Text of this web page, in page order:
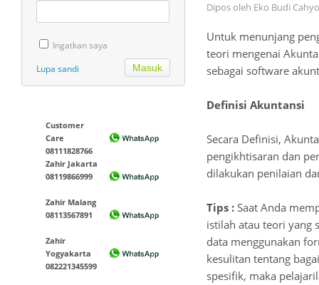
Ingatkan saya
Lupa sandi
Customer
Care
08111828766
Zahir Jakarta
08119866999
Zahir Malang
08113567891
Zahir
Yogyakarta
082221345599
Dipos oleh Eko Budi
Untuk menunjang
teori mengenai
sebagai software
Definisi Akuntansi
Secara Definisi,
pengikhtisaran dan
dilakukan penilaian
Tips : Saat Anda
istilah atau teori yang
data menggunakan
kesulitan tentang
spesifik, maka